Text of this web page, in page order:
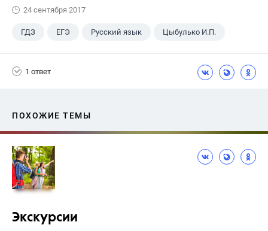
24 сентября 2017
ГДЗ ЕГЭ Русский язык Цыбулько И.П.
1 ответ
ПОХОЖИЕ ТЕМЫ
Экскурсии